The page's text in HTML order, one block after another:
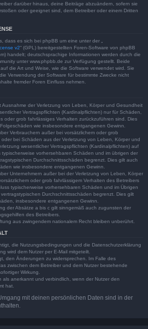
darüber hinaus, deine Beiträge abzuändern, sofern sie
oder geeignet sind, dem Betreiber oder einem Dritten
dass es sich bei phpBB um eine unter der „
v2“ (GPL) bereitgestellten Foren-Software von phpBB
handelt; deutschsprachige Informationen werden durch die
unter www.phpbb.de zur Verfügung gestellt. Beide
die Art und Weise, wie die Software verwendet wird. Sie
Verwendung der Software für bestimmte Zwecke nicht
fremder Foren Einfluss nehmen.
Ausnahme der Verletzung von Leben, Körper und Gesundheit
Vertragspflichten (Kardinalpflichten) nur für Schäden,
oder grob fahrlässiges Verhalten zurückzuführen sind. Dies
wie insbesondere entgangenen Gewinn.
Verbrauchern außer bei vorsätzlichem oder grob
oder bei Schäden aus der Verletzung von Leben, Körper und
wesentlicher Vertragspflichten (Kardinalpflichten) auf
typischerweise vorhersehbaren Schäden und im übrigen der
Durchschnittsschäden begrenzt. Dies gilt auch
wie insbesondere entgangenen Gewinn.
Unternehmern außer bei der Verletzung von Leben, Körper
oder grob fahrlässigem Verhalten des Betreibers
typischerweise vorhersehbaren Schäden und im Übrigen
Durchschnittsschäden begrenzt. Dies gilt
insbesondere entgangenen Gewinn.
der Absätze a bis c gilt sinngemäß auch zugunsten der
des Betreibers.
aus zwingendem nationalem Recht bleiben unberührt.
die Nutzungsbedingungen und die Datenschutzerklärung
wird dem Nutzer per E-Mail mitgeteilt.
den Änderungen zu widersprechen. Im Falle des
zwischen dem Betreiber und dem Nutzer bestehende
Wirkung.
als anerkannt und verbindlich, wenn der Nutzer den
hat.
mit deinen persönlichen Daten sind in der